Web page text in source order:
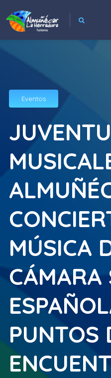
Eventos
MÚSICA
CÁMARA
PUNTOS